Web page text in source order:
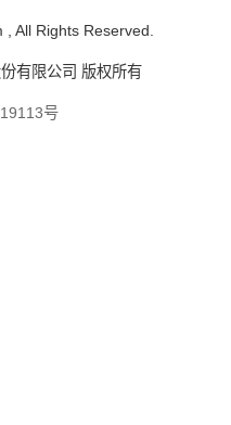
All Rights Reserved.
有限公司 版权所有
号